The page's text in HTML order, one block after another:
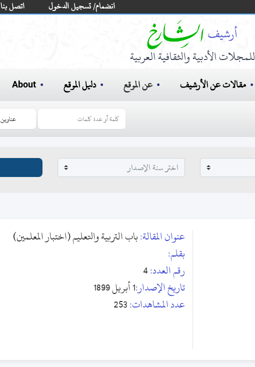
اتصل بنا انضمام/ تسجيل الدخول
للمجلات الأدبية والثقافية العربية
مقالات عن الأرشيف عن الموقع دليل الموقع About
عنوان المقالة:باب التربية والتعليم (اختبار المعلمين)
بقلم:
رقم العدد:4
تاريخ الإصدار:1 أبريل 1899
عدد المشاهدات:253